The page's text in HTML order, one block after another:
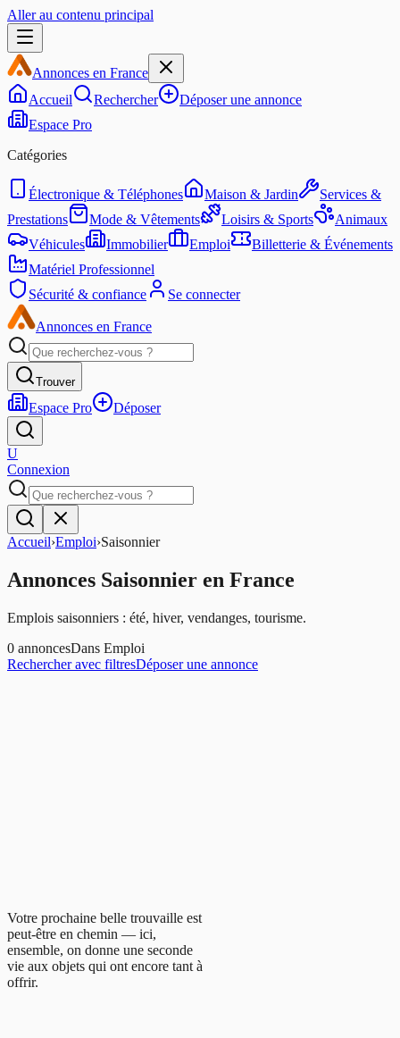
Aller au contenu principal
Annonces en France
Accueil
Rechercher
Déposer une annonce
Espace Pro
Catégories
Électronique & Téléphones Maison & Jardin
Services &
Prestations
Mode & Vêtements Loisirs & Sports
Animaux
Véhicules
Immobilier Emploi
Billetterie & Événements
Matériel Professionnel
Sécurité & confiance
Se connecter
Annonces en France
Trouver
Espace Pro Déposer
U
Connexion
Accueil›Emploi›Saisonnier
Annonces Saisonnier en France
Emplois saisonniers : été, hiver, vendanges, tourisme.
0 annoncesDans Emploi
Rechercher avec filtresDéposer une annonce
Votre prochaine belle trouvaille est
peut-être en chemin — ici,
ensemble, on donne une seconde
vie aux objets qui ont encore tant à
offrir.